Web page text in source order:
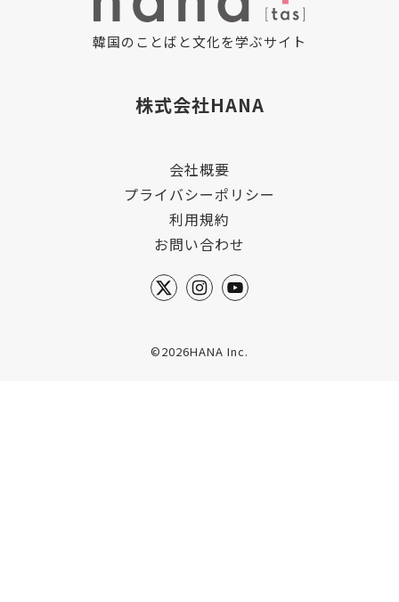
韓国のことばと文化を学ぶサイト
株式会社HANA
会社概要
プライバシーポリシー
利用規約
お問い合わせ
©2026HANA Inc.